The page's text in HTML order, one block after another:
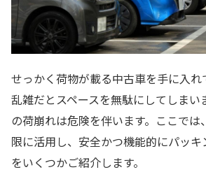
せっかく荷物が載る中古車を手に入
乱雑だとスペースを無駄にしてしまい
の荷崩れは危険を伴います。ここでは
限に活用し、安全かつ機能的にパッ
をいくつかご紹介します。